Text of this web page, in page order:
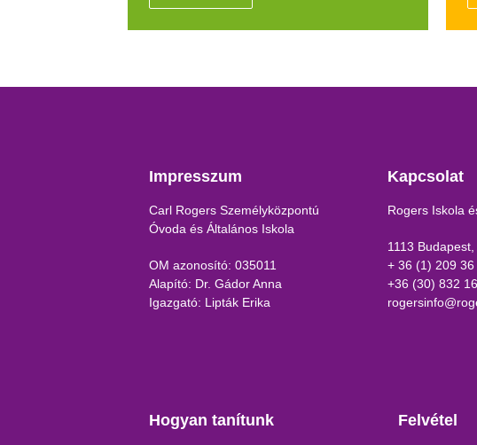
Impresszum
Carl Rogers Személyközpontú
Óvoda és Általános Iskola
OM azonosító: 035011
Alapító: Dr. Gádor Anna
Igazgató: Lipták Erika
Kapcsolat
Rogers Iskola
1113
+ 36 (1) 209 36
+36 (30) 832
Hogyan tanítunk Felvétel